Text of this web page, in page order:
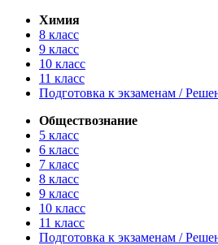
Химия
8 класс
9 класс
10 класс
11 класс
Подготовка к экзаменам /
Обществознание
5 класс
6 класс
7 класс
8 класс
9 класс
10 класс
11 класс
Подготовка к экзаменам /